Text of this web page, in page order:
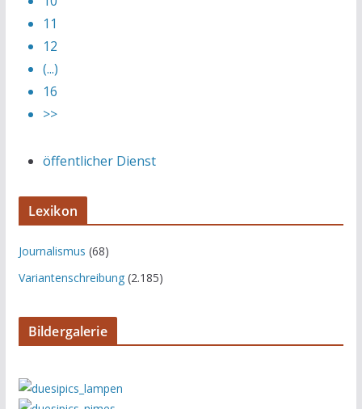
11
12
(...)
16
>>
öffentlicher Dienst
Lexikon
Journalismus (68)
Variantenschreibung(2.185)
Bildergalerie